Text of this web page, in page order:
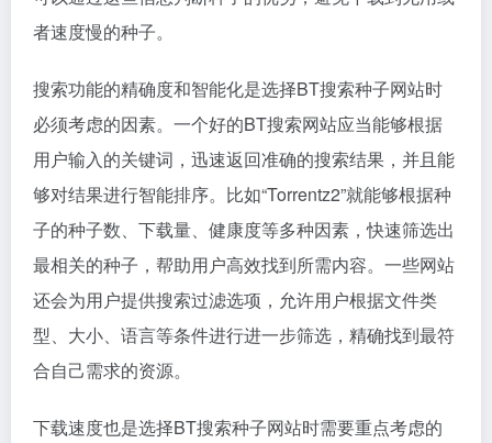
者速度慢的种子。
搜索功能的精确度和智能化是选择BT搜索种子网站时
必须考虑的因素。一个好的BT搜索网站应当能够根据
用户输入的关键词，迅速返回准确的搜索结果，并且能
够对结果进行智能排序。比如“Torrentz2”就能够根据种
子的种子数、下载量、健康度等多种因素，快速筛选出
最相关的种子，帮助用户高效找到所需内容。一些网站
还会为用户提供搜索过滤选项，允许用户根据文件类
型、大小、语言等条件进行进一步筛选，精确找到最符
合自己需求的资源。
下载速度也是选择BT搜索种子网站时需要重点考虑的